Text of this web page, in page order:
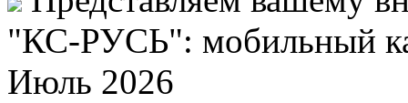
"КС-РУСЬ": мобильный
Июль 2026